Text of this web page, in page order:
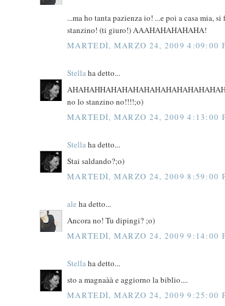
...ma ho tanta pazienza io! ...e poi a casa mia,
stanzino! (ti giuro!) AAAHAHAHAHAHA!
MARTEDÌ, MARZO 24, 2009 4:09:00
Stellaha detto...
no lo stanzino no!!!!;o)
MARTEDÌ, MARZO 24, 2009 4:13:00
Stellaha detto...
Stai saldando?;o)
MARTEDÌ, MARZO 24, 2009 8:59:00
ale ha detto...
Ancora no! Tu dipingi? ;o)
MARTEDÌ, MARZO 24, 2009 9:14:00
Stellaha detto...
sto a magnaàà e aggiorno la biblio....
MARTEDÌ, MARZO 24, 2009 9:25:00